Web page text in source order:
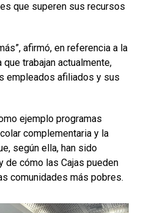
que superen sus recursos
afirmó, en referencia a la
trabajan actualmente,
empleados afiliados y sus
ejemplo programas
complementaria y la
según ella, han sido
de cómo las Cajas pueden
comunidades más pobres.